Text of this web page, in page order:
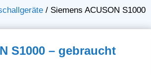
/ Siemens ACUSON S1000
S1000 – gebraucht